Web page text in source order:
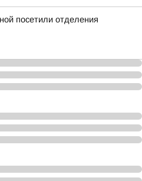
посетили отделения